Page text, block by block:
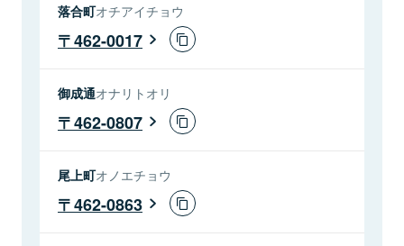
落合町オチアイチョウ
462-0017
御成通オナリトオリ
462-0807
尾上町オノエチョウ
462-0863